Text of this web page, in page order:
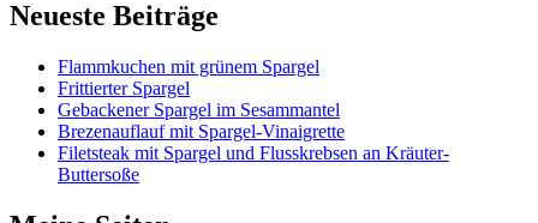
Neueste Beiträge
Flammkuchen mit grünem Spargel
Frittierter Spargel
Gebackener Spargel im Sesammantel
Brezenauflauf mit Spargel-Vinaigrette
Filetsteak mit Spargel und Flusskrebsen an Kräuter-
Buttersoße